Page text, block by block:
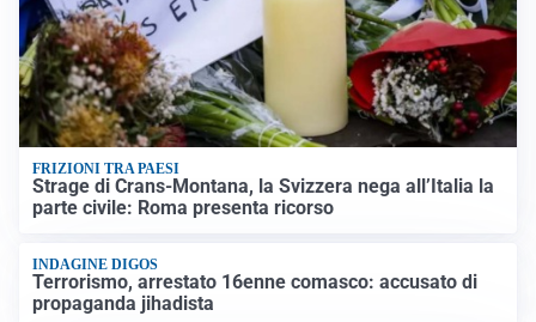
FRIZIONI TRA PAESI
Strage di Crans-Montana, la Svizzera nega all’Italia la
parte civile: Roma presenta ricorso
INDAGINE DIGOS
Terrorismo, arrestato 16enne comasco: accusato di
propaganda jihadista